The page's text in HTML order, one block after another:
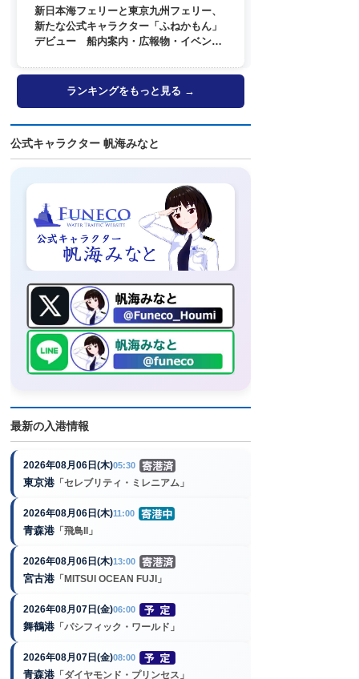
新日本海フェリーと東京九州フェリー、
新たな公式キャラクター「ふねかもん」
デビュー 船内案内・広報物・イベン
ランキングをもっと見る →
公式キャラクター 帆海みなと
最新の入港情報
2026年08月06日(木)05:30
東京港 「セレブリティ・ミレニアム」
2026年08月06日(木)11:00
青森港 「飛鳥II」
2026年08月06日(木)13:00
宮古港 「MITSUI OCEAN FUJI」
2026年08月07日(金)06:00
舞鶴港 「パシフィック・ワールド」
2026年08月07日(金)08:00
青森港 「ダイヤモンド・プリンセス」